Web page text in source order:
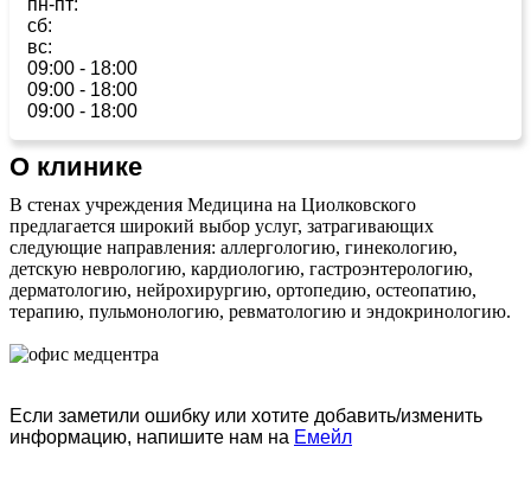
сб:
вс:
09:00 - 18:00
09:00 - 18:00
09:00 - 18:00
О клинике
В стенах учреждения Медицина на Циолковского
предлагается широкий выбор услуг, затрагивающих
следующие направления: аллергологию, гинекологию,
детскую неврологию, кардиологию, гастроэнтерологию,
дерматологию, нейрохирургию, ортопедию, остеопатию,
терапию, пульмонологию, ревматологию и эндокринологию.
Если заметили ошибку или хотите добавить/изменить
информацию, напишите нам на Емейл